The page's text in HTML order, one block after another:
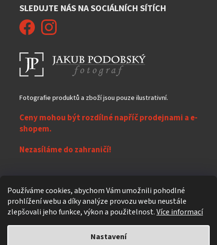
Používáme cookies, abychom Vám umožnili pohodlné
prohlížení webu a díky analýze provozu webu neustále
zlepšovali jeho funkce, výkon a použitelnost.Více informací
Nastavení
SLEDUJTE NÁS NA SOCIÁLNÍCH SÍTÍCH
Fotografie produktů a zboží jsou pouze ilustrativní.
Ceny mohou být rozdílné napříč prodejnami a e-
shopem.
Nezasíláme do zahraničí!
Vytvořil Shoptet
eXpres nápoje. Všechna práva vyhrazena.